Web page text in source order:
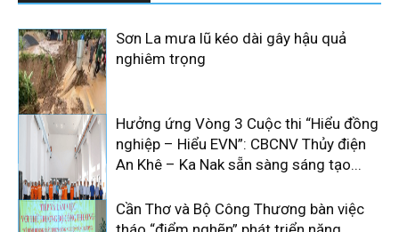
Sơn La mưa lũ kéo dài gây hậu quả
nghiêm trọng
Hưởng ứng Vòng 3 Cuộc thi “Hiểu đồng
nghiệp – Hiểu EVN”: CBCNV Thủy điện
An Khê – Ka Nak sẵn sàng sáng tạo...
Cần Thơ và Bộ Công Thương bàn việc